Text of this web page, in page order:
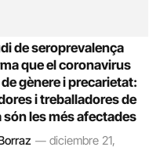
de seroprevalença
que el coronavirus
gènere i precarietat:
i treballadores de
són les més afectades
diciembre 21,